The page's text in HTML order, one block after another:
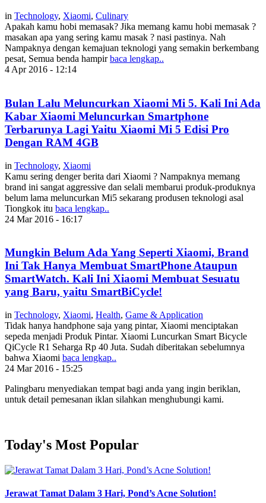
in Technology, Xiaomi, Culinary
Apakah kamu hobi memasak? Jika memang kamu hobi memasak ?
masakan apa yang sering kamu masak ? nasi pastinya. Nah
Nampaknya dengan kemajuan teknologi yang semakin berkembang
pesat, Semua benda hampirbaca lengkap..
4 Apr 2016 - 12:14
Bulan Lalu Meluncurkan Xiaomi Mi 5. Kali Ini Ada
Kabar Xiaomi Meluncurkan Smartphone
Terbarunya Lagi Yaitu Xiaomi Mi 5 Edisi Pro
Dengan RAM 4GB
in Technology, Xiaomi
Kamu sering denger berita dari Xiaomi ? Nampaknya memang
brand ini sangat aggressive dan selali membarui produk-produknya
belum lama meluncurkan Mi5 sekarang produsen teknologi asal
Tiongkok itu baca lengkap..
24 Mar 2016 - 16:17
Mungkin Belum Ada Yang Seperti Xiaomi, Brand
Ini Tak Hanya Membuat SmartPhone Ataupun
SmartWatch. Kali Ini Xiaomi Membuat Sesuatu
yang Baru, yaitu SmartBiCycle!
in Technology, Xiaomi, Health, Game & Application
Tidak hanya handphone saja yang pintar, Xiaomi menciptakan
sepeda menjadi Produk Pintar. Xiaomi Luncurkan Smart Bicycle
QiCycle R1 Seharga Rp 40 Juta. Sudah diberitakan sebelumnya
bahwa Xiaomi baca lengkap..
24 Mar 2016 - 15:25
Palingbaru menyediakan tempat bagi anda yang ingin beriklan,
untuk detail pemesanan iklan silahkan menghubungi kami.
Today's Most Popular
Jerawat Tamat Dalam 3 Hari, Pond’s Acne Solution!